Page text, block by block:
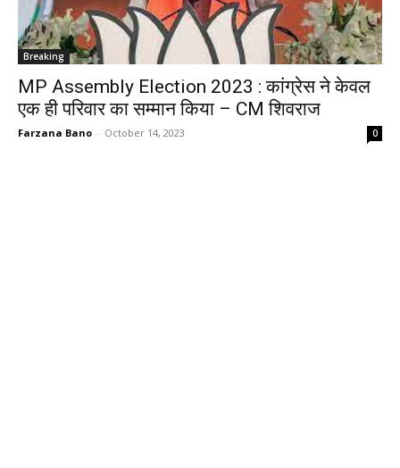
Breaking
MP Assembly Election 2023 : कांग्रेस ने केवल
एक ही परिवार का सम्मान किया – CM शिवराज
Farzana Bano - October 14, 2023 0